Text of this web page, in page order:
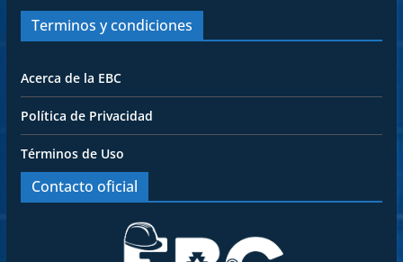
Terminos y condiciones
Acerca de la EBC
Política de Privacidad
Términos de Uso
Contacto oficial